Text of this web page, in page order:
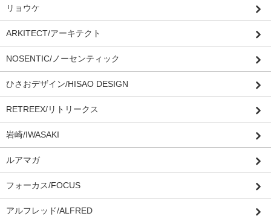
リョウケ
ARKITECT/アーキテクト
NOSENTIC/ノーセンティック
ひさおデザイン/HISAO DESIGN
RETREEX/リトリークス
岩崎/IWASAKI
ルアマガ
フォーカス/FOCUS
アルフレッド/ALFRED